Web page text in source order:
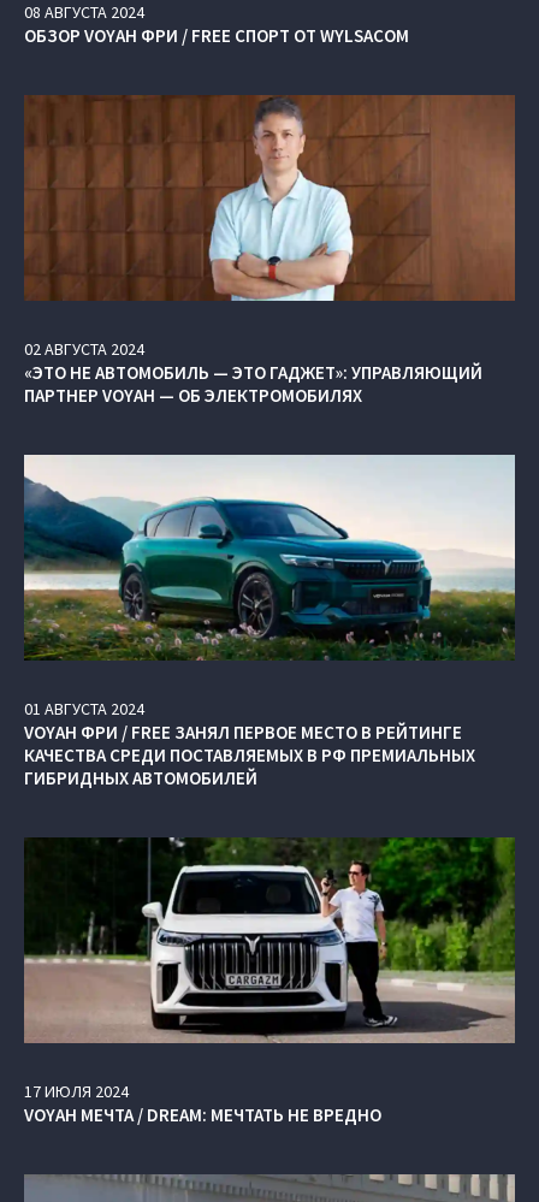
08 АВГУСТА 2024
ОБЗОР VOYAH ФРИ / FREE СПОРТ ОТ WYLSACOM
02АВГУСТА 2024
«ЭТО НЕ АВТОМОБИЛЬ — ЭТО ГАДЖЕТ»: УПРАВЛЯЮЩИЙ
ПАРТНЕР VOYAH — ОБ ЭЛЕКТРОМОБИЛЯХ
01 АВГУСТА 2024
VOYAH ФРИ / FREE ЗАНЯЛ ПЕРВОЕ МЕСТО В РЕЙТИНГЕ
КАЧЕСТВА СРЕДИ ПОСТАВЛЯЕМЫХ В РФ ПРЕМИАЛЬНЫХ
ГИБРИДНЫХ АВТОМОБИЛЕЙ
17ИЮЛЯ 2024
VOYAH МЕЧТА / DREAM: МЕЧТАТЬ НЕ ВРЕДНО